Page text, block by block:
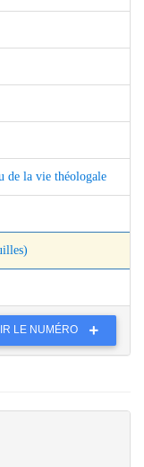
de la vie théologale
LE NUMÉRO